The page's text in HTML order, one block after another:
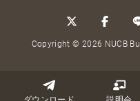
Copyright © 2026 NUCB